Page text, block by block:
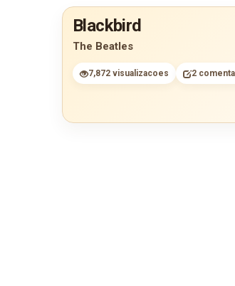
Blackbird
The Beatles
7,872 visualizacoes 2